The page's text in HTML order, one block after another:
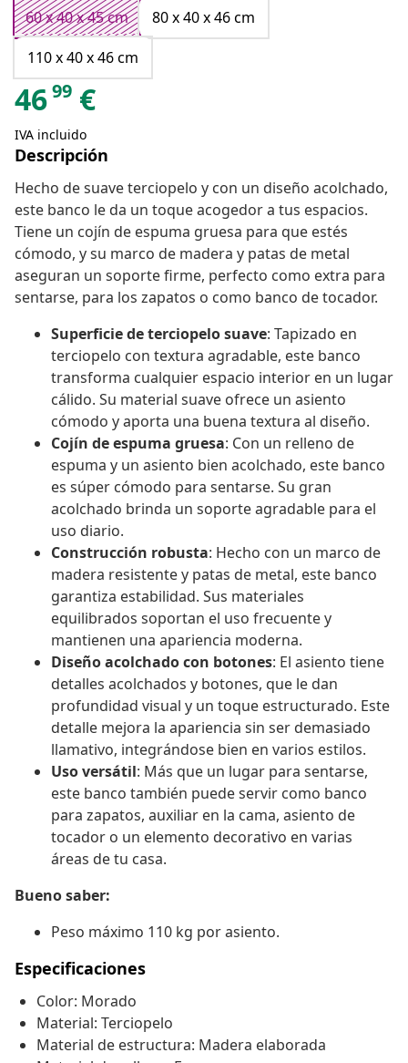
60 x 40 x 45 cm
80 x 40 x 46 cm
110 x 40 x 46 cm
4699 €
IVA incluido
Descripción
Hecho de suave terciopelo y con un diseño acolchado,
este banco le da un toque acogedor a tus espacios.
Tiene un cojín de espuma gruesa para que estés
cómodo, y su marco de madera y patas de metal
aseguran un soporte firme, perfecto como extra para
sentarse, para los zapatos o como banco de tocador.
Superficie de terciopelo suave: Tapizado en
terciopelo con textura agradable, este banco
transforma cualquier espacio interior en un lugar
cálido. Su material suave ofrece un asiento
cómodo y aporta una buena textura al diseño.
Cojín de espuma gruesa: Con un relleno de
espuma y un asiento bien acolchado, este banco
es súper cómodo para sentarse. Su gran
acolchado brinda un soporte agradable para el
uso diario.
Construcción robusta: Hecho con un marco de
madera resistente y patas de metal, este banco
garantiza estabilidad. Sus materiales
equilibrados soportan el uso frecuente y
mantienen una apariencia moderna.
Diseño acolchado con botones: El asiento tiene
detalles acolchados y botones, que le dan
profundidad visual y un toque estructurado. Este
detalle mejora la apariencia sin ser demasiado
llamativo, integrándose bien en varios estilos.
Uso versátil: Más que un lugar para sentarse,
este banco también puede servir como banco
para zapatos, auxiliar en la cama, asiento de
tocador o un elemento decorativo en varias
áreas de tu casa.
Bueno saber:
Peso máximo 110 kg por asiento.
Especificaciones
Color: Morado
Material: Terciopelo
Material de estructura: Madera elaborada